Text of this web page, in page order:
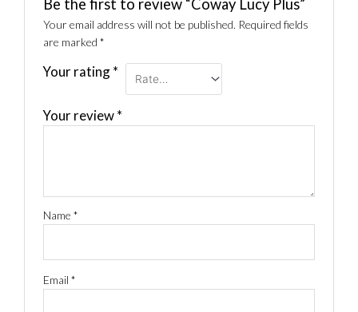
Be the first to review “Coway Lucy Plus”
Your email address will not be published. Required fields
are marked*
Your rating*
Your review*
Name*
Email*